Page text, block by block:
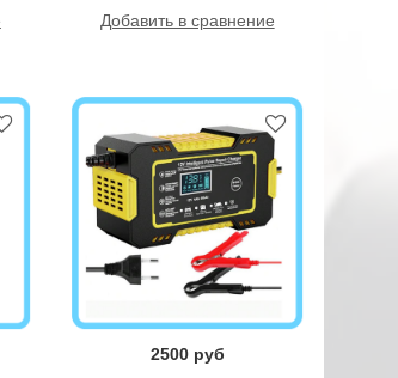
Добавить в сравнение
2500 руб